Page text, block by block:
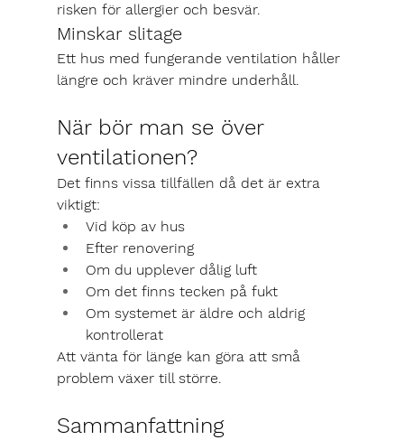
risken för allergier och besvär.
Minskar slitage
Ett hus med fungerande ventilation håller
längre och kräver mindre underhåll.
När bör man se över
ventilationen?
Det finns vissa tillfällen då det är extra
viktigt:
Vid köp av hus
Efter renovering
Om du upplever dålig luft
Om det finns tecken på fukt
Om systemet är äldre och aldrig
kontrollerat
Att vänta för länge kan göra att små
problem växer till större.
Sammanfattning